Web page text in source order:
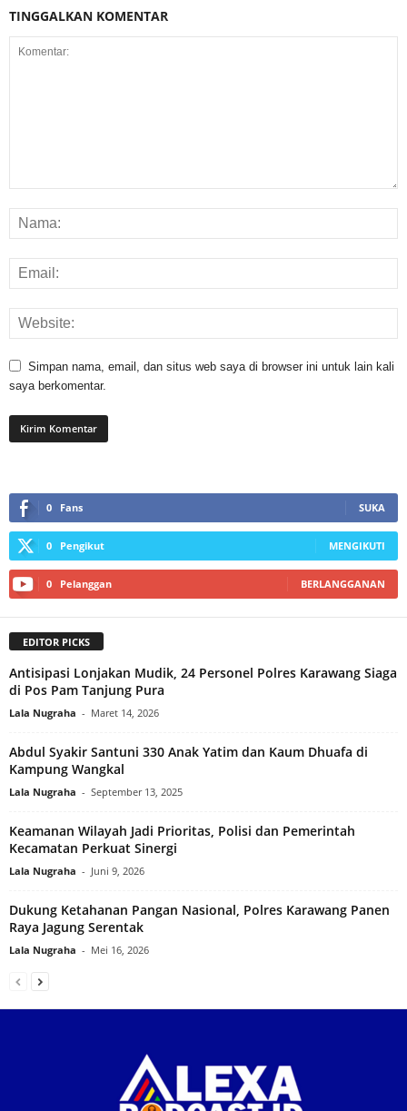
TINGGALKAN KOMENTAR
Simpan nama, email, dan situs web saya di browser ini untuk lain kali
saya berkomentar.
0 Fans SUKA
0 Pengikut MENGIKUTI
0 Pelanggan BERLANGGANAN
EDITOR PICKS
Antisipasi Lonjakan Mudik, 24 Personel Polres Karawang Siaga
di Pos Pam Tanjung Pura‎
Lala Nugraha - Maret 14, 2026
Abdul Syakir Santuni 330 Anak Yatim dan Kaum Dhuafa di
Kampung Wangkal‎
Lala Nugraha - September 13, 2025
Keamanan Wilayah Jadi Prioritas, Polisi dan Pemerintah
Kecamatan Perkuat Sinergi
Lala Nugraha - Juni 9, 2026
Dukung Ketahanan Pangan Nasional, Polres Karawang Panen
Raya Jagung Serentak
Lala Nugraha - Mei 16, 2026